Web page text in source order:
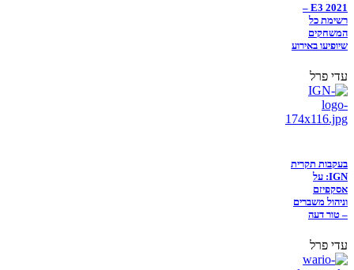
E3 2021 –
רשימת כל
המשחקים
שיופיעו באירוע
עדי פרל
בעקבות תקרית
IGN: על
אסקפיזם
וניהול משברים
– טור דעה
עדי פרל